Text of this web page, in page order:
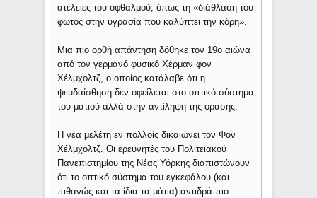
ατέλειες του οφθαλμού, όπως τη «διάθλαση του
φωτός στην υγρασία που καλύπτει την κόρη».
Μια πιο ορθή απάντηση δόθηκε τον 19ο αιώνα
από τον γερμανό φυσικό Χέρμαν φον
Χέλμχολτζ, ο οποίος κατάλαβε ότι η
ψευδαίσθηση δεν οφείλεται στο οπτικό σύστημα
του ματιού αλλά στην αντίληψη της όρασης.
Η νέα μελέτη εν πολλοίς δικαιώνει τον Φον
Χέλμχολτζ. Οι ερευνητές του Πολιτειακού
Πανεπιστημίου της Νέας Υόρκης διαπιστώνουν
ότι το οπτικό σύστημα του εγκεφάλου (και
πιθανώς και τα ίδια τα μάτια) αντιδρά πιο